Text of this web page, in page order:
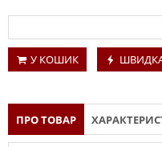
У КОШИК
ПРО ТОВАР